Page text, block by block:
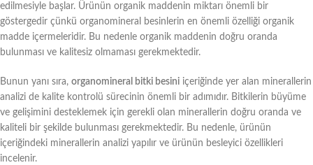
edilmesiyle başlar. Ürünün organik maddenin miktarı önemli bir
göstergedir çünkü organomineral besinlerin en önemli özelliği organik
madde içermeleridir. Bu nedenle organik maddenin doğru oranda
bulunması ve kalitesiz olmaması gerekmektedir.
Bunun yanı sıra, organomineral bitki besini içeriğinde yer alan minerallerin
analizi de kalite kontrolü sürecinin önemli bir adımıdır. Bitkilerin büyüme
ve gelişimini desteklemek için gerekli olan minerallerin doğru oranda ve
kaliteli bir şekilde bulunması gerekmektedir. Bu nedenle, ürünün
içeriğindeki minerallerin analizi yapılır ve ürünün besleyici özellikleri
incelenir.